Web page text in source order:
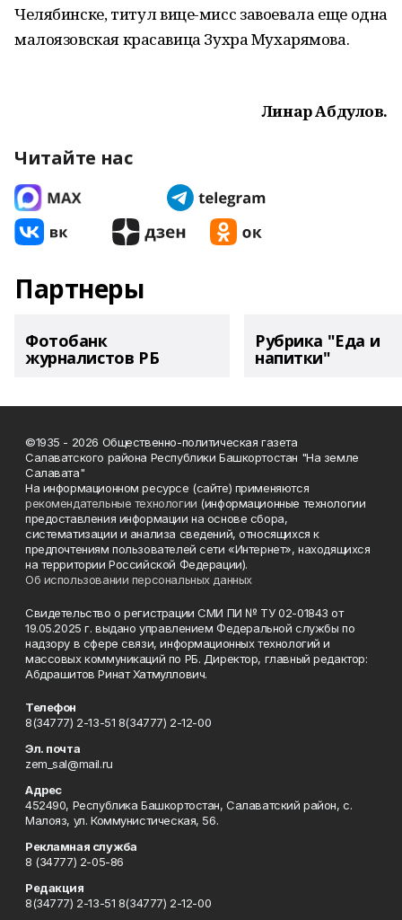
Челябинске, титул вице-мисс завоевала еще одна
малоязовская красавица Зухра Мухарямова.
Линар Абдулов.
Читайте нас
Партнеры
Фотобанк
журналистов РБ
Рубрика "Еда и
напитки"
©1935 - 2026 Общественно-политическая газета
Салаватского района Республики Башкортостан "На земле
Салавата"
На информационном ресурсе (сайте) применяются
рекомендательные технологии (информационные технологии
предоставления информации на основе сбора,
систематизации и анализа сведений, относящихся к
предпочтениям пользователей сети «Интернет», находящихся
на территории Российской Федерации).
Об использовании персональных данных
Свидетельство о регистрации СМИ ПИ № ТУ 02-01843 от
19.05.2025 г. выдано управлением Федеральной службы по
надзору в сфере связи, информационных технологий и
массовых коммуникаций по РБ. Директор, главный редактор:
Абдрашитов Ринат Хатмуллович.
Телефон
8(34777) 2-13-51 8(34777) 2-12-00
Эл. почта
zem_sal@mail.ru
Адрес
452490, Республика Башкортостан, Салаватский район, с.
Малояз, ул. Коммунистическая, 56.
Рекламная служба
8 (34777) 2-05-86
Редакция
8(34777) 2-13-51 8(34777) 2-12-00